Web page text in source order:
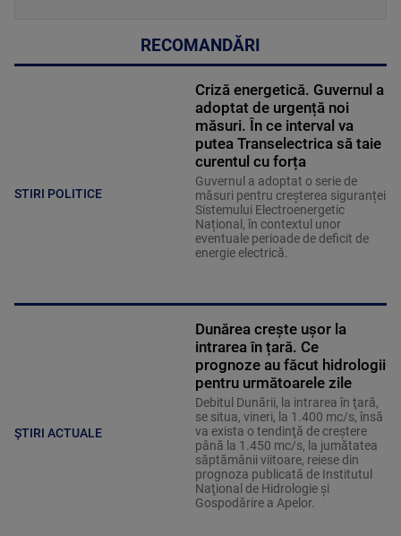
RECOMANDĂRI
STIRI POLITICE
Criză energetică. Guvernul a
adoptat de urgență noi
măsuri. În ce interval va
putea Transelectrica să taie
curentul cu forța
Guvernul a adoptat o serie de
măsuri pentru creșterea siguranței
Sistemului Electroenergetic
Național, în contextul unor
eventuale perioade de deficit de
energie electrică.
ȘTIRI ACTUALE
Dunărea crește ușor la
intrarea în țară. Ce
prognoze au făcut hidrologii
pentru următoarele zile
Debitul Dunării, la intrarea în ţară,
se situa, vineri, la 1.400 mc/s, însă
va exista o tendinţă de creştere
până la 1.450 mc/s, la jumătatea
săptămânii viitoare, reiese din
prognoza publicată de Institutul
Naţional de Hidrologie şi
Gospodărire a Apelor.